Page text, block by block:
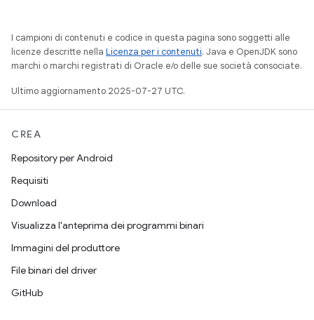
I campioni di contenuti e codice in questa pagina sono soggetti alle
licenze descritte nella Licenza per i contenuti. Java e OpenJDK sono
marchi o marchi registrati di Oracle e/o delle sue società consociate.
Ultimo aggiornamento 2025-07-27 UTC.
CREA
Repository per Android
Requisiti
Download
Visualizza l'anteprima dei programmi binari
Immagini del produttore
File binari del driver
GitHub